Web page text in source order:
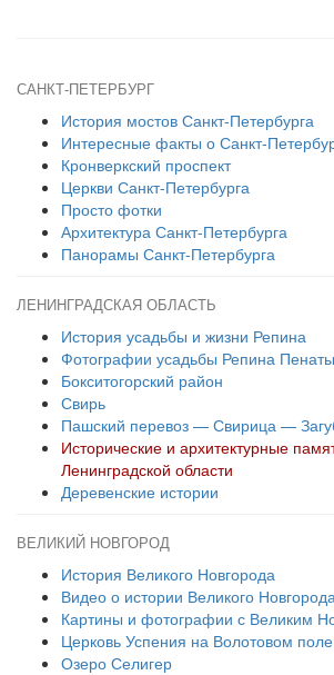
САНКТ-ПЕТЕРБУРГ
История мостов Санкт-Петербурга
Интересные факты о Санкт-
Кронверкский проспект
Церкви Санкт-Петербурга
Просто фотки
Архитектура Санкт-Петербурга
Панорамы Санкт-Петербурга
ЛЕНИНГРАДСКАЯ ОБЛАСТЬ
История усадьбы и жизни Репина
Фотографии усадьбы Репина Пенаты
Бокситогорский район
Свирь
Пашский перевоз — Свирица —
Исторические и архитектурные
Ленинградской области
Деревенские истории
ВЕЛИКИЙ НОВГОРОД
История Великого Новгорода
Видео о истории Великого
Картины и фотографии с Великим
Церковь Успения на Волотовом поле
Озеро Селигер